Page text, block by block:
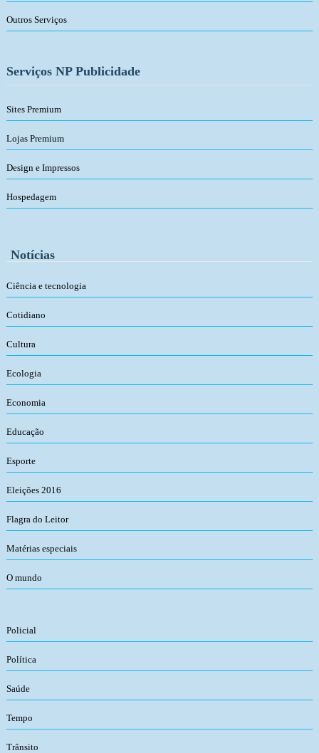
Outros Serviços
Serviços NP Publicidade
Sites Premium
Lojas Premium
Design e Impressos
Hospedagem
Notícias
Ciência e tecnologia
Cotidiano
Cultura
Ecologia
Economia
Educação
Esporte
Eleições 2016
Flagra do Leitor
Matérias especiais
O mundo
Policial
Política
Saúde
Tempo
Trânsito